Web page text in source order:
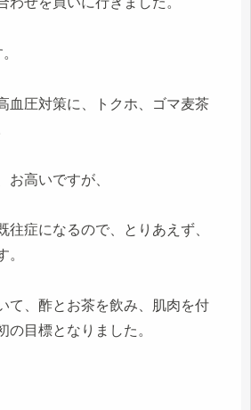
血圧対策に、トクホ、ゴマ麦茶
お高いですが、
往症になるので、とりあえず、
。
て、酢とお茶を飲み、肌肉を付
の目標となりました。